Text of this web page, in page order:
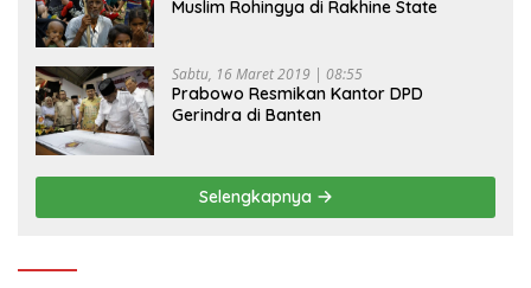
Muslim Rohingya di Rakhine State
Sabtu, 16 Maret 2019 | 08:55
Prabowo Resmikan Kantor DPD
Gerindra di Banten
Selengkapnya